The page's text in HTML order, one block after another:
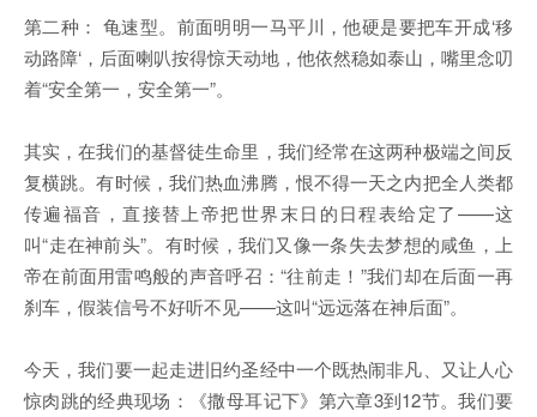
第二种： 龟速型。前面明明一马平川，他硬是要把车开成‘移
动路障‘，后面喇叭按得惊天动地，他依然稳如泰山，嘴里念叨
着“安全第一，安全第一”。
其实，在我们的基督徒生命里，我们经常在这两种极端之间反
复横跳。有时候，我们热血沸腾，恨不得一天之内把全人类都
传遍福音，直接替上帝把世界末日的日程表给定了——这
叫“走在神前头”。有时候，我们又像一条失去梦想的咸鱼，上
帝在前面用雷鸣般的声音呼召：“往前走！”我们却在后面一再
刹车，假装信号不好听不见——这叫“远远落在神后面”。
今天，我们要一起走进旧约圣经中一个既热闹非凡、又让人心
惊肉跳的经典现场：《撒母耳记下》第六章3到12节。我们要